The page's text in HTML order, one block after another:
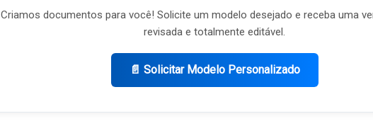
Criamos documentos para você! Solicite um modelo desejado e receba uma
revisada e totalmente editável.
📄 Solicitar Modelo Personalizado